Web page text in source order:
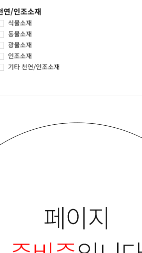
연/인조소재
식물소재
동물소재
광물소재
인조소재
기타 천연/인조소재